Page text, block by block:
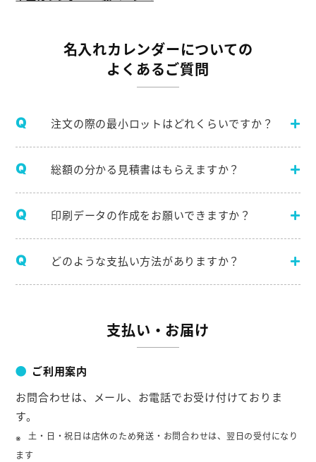
名入れカレンダーについての
よくあるご質問
注文の際の最小ロットはどれくらいですか？
総額の分かる見積書はもらえますか？
印刷データの作成をお願いできますか？
どのような支払い方法がありますか？
支払い・お届け
ご利用案内
お問合わせは、メール、お電話でお受け付けておりま
す。
土・日・祝日は店休のため発送・お問合わせは、翌日の受付になり
ます